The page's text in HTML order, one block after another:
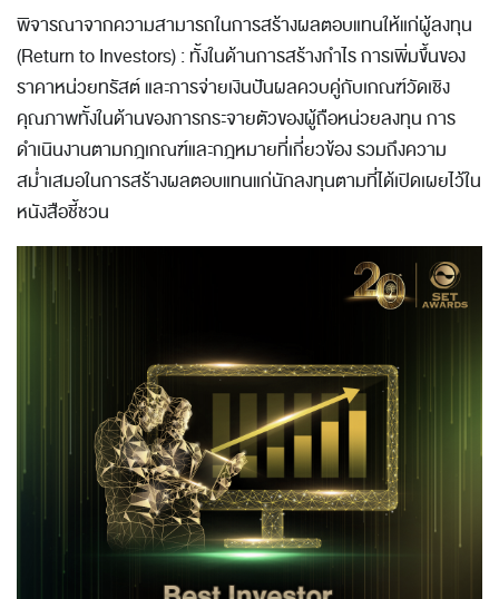
พิจารณาจากความสามารถในการสร้างผลตอบแทนให้แก่ผู้ลงทุน
(Return to Investors) : ทั้งในด้านการสร้างกำไร การเพิ่มขึ้นของ
ราคาหน่วยทรัสต์ และการจ่ายเงินปันผลควบคู่กับเกณฑ์วัดเชิง
คุณภาพทั้งในด้านของการกระจายตัวของผู้ถือหน่วยลงทุน การ
ดำเนินงานตามกฎเกณฑ์และกฎหมายที่เกี่ยวข้อง รวมถึงความ
สม่ำเสมอในการสร้างผลตอบแทนแก่นักลงทุนตามที่ได้เปิดเผยไว้ใน
หนังสือชี้ชวน